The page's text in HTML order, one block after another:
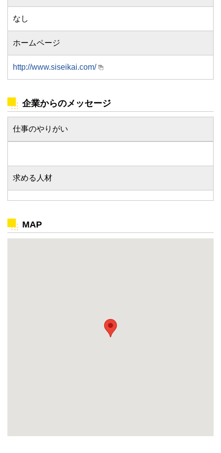
なし
ホームページ
http://www.siseikai.com/
企業からのメッセージ
仕事のやりがい
求める人材
MAP